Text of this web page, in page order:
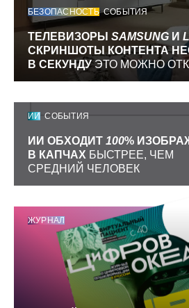
БЕЗОПАСНОСТЬ СОБЫТИЯ
ТЕЛЕВИЗОРЫ SAMSUNG И
СКРИНШОТЫ КОНТЕНТА
В СЕКУНДУЭТО МОЖНО
ИИ СОБЫТИЯ
ИИ ОБХОДИТ 100%
В КАПЧАХ БЫСТРЕЕ, ЧЕМ
СРЕДНИЙ ЧЕЛОВЕК
ЖУРНАЛ